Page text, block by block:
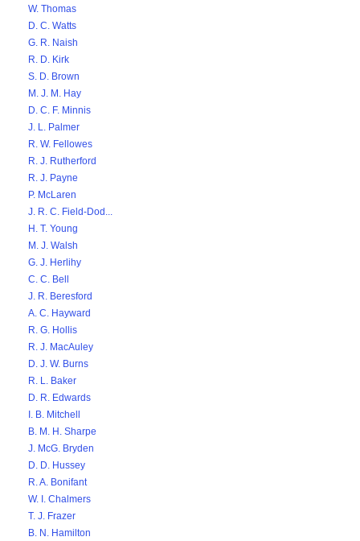
W. Thomas
D. C. Watts
G. R. Naish
R. D. Kirk
S. D. Brown
M. J. M. Hay
D. C. F. Minnis
J. L. Palmer
R. W. Fellowes
R. J. Rutherford
R. J. Payne
P. McLaren
J. R. C. Field-Dod...
H. T. Young
M. J. Walsh
G. J. Herlihy
C. C. Bell
J. R. Beresford
A. C. Hayward
R. G. Hollis
R. J. MacAuley
D. J. W. Burns
R. L. Baker
D. R. Edwards
I. B. Mitchell
B. M. H. Sharpe
J. McG. Bryden
D. D. Hussey
R. A. Bonifant
W. I. Chalmers
T. J. Frazer
B. N. Hamilton